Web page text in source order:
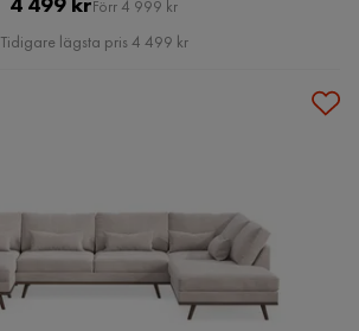
Pris
Förr 4 999 kr
Tidigare lägsta pris 4 499 kr